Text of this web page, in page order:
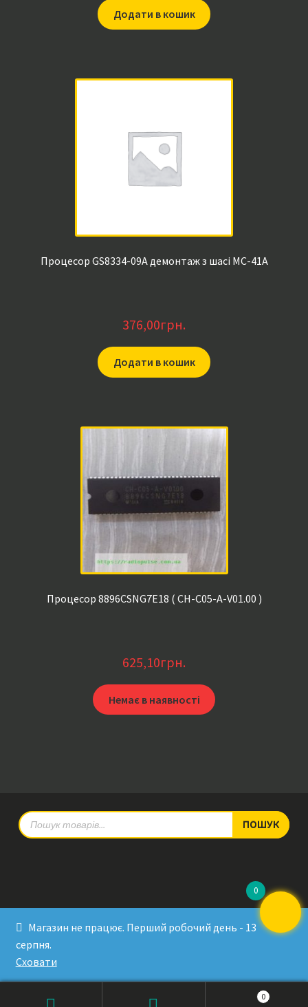
Магазин не працює. Перший робочий день - 13
серпня.
Сховати
Додати в кошик
Процесор GS8334-09A демонтаж з шасі MC-41A
376,00грн.
Додати в кошик
Процесор 8896CSNG7E18 ( CH-C05-A-V01.00 )
625,10грн.
Немає в наявності
Products
search
ПОШУК
Developed by Sergey Krinitsa
0
0